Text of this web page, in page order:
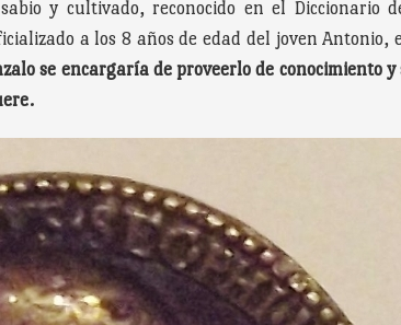
y cultivado, reconocido en el Diccionario
a los 8 años de edad del joven
se encargaría de proveerlo de conocimiento